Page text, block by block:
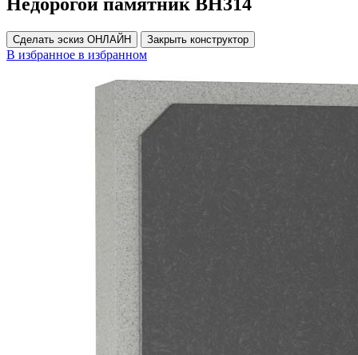
Недорогой памятник ВН314
Сделать эскиз ОНЛАЙН Закрыть конструктор
В избранное в избранном